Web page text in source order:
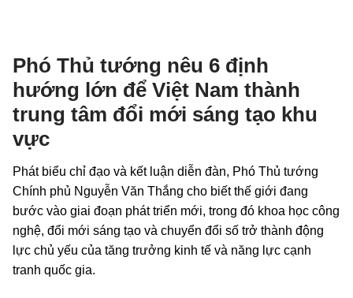
Phó Thủ tướng nêu 6 định
hướng lớn để Việt Nam thành
trung tâm đổi mới sáng tạo khu
vực
Phát biểu chỉ đạo và kết luận diễn đàn, Phó Thủ tướng
Chính phủ Nguyễn Văn Thắng cho biết thế giới đang
bước vào giai đoạn phát triển mới, trong đó khoa học công
nghệ, đổi mới sáng tạo và chuyển đổi số trở thành động
lực chủ yếu của tăng trưởng kinh tế và năng lực cạnh
tranh quốc gia.